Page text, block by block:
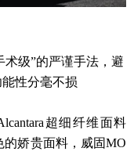
级”的严谨手法，避
性分毫不损
超细纤维面料
娇贵面料，威固MO